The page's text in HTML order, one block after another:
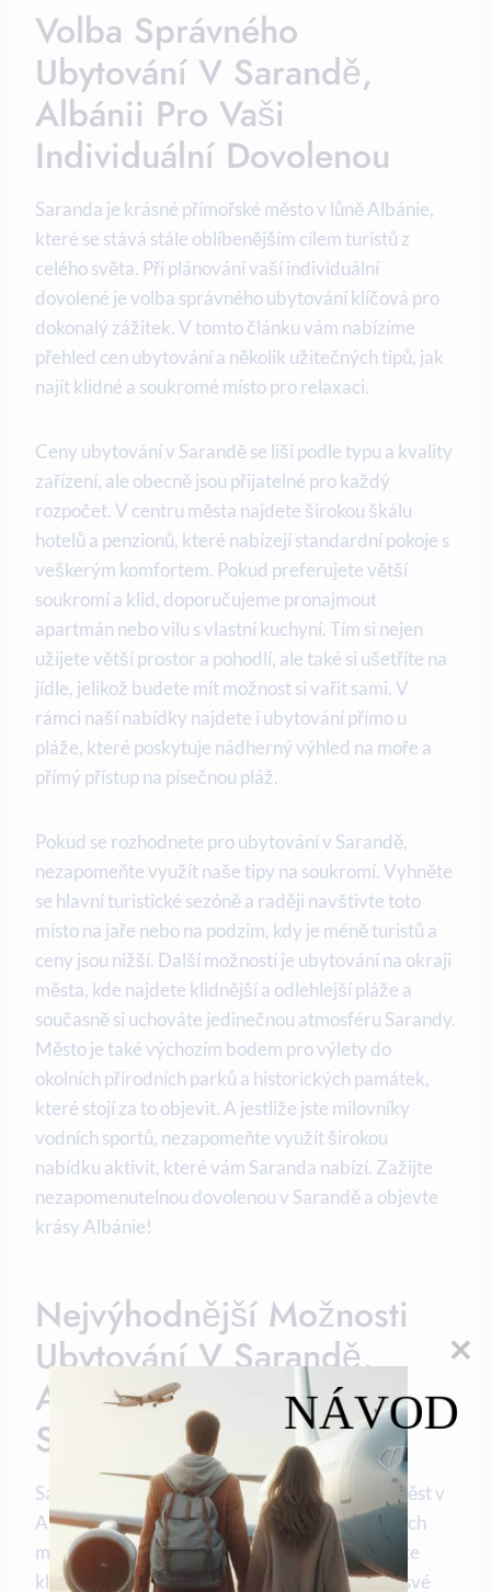
Volba Správného⁣
Ubytování V Sarandě,
Albánii Pro Vaši
Individuální Dovolenou
Saranda ⁣je krásné přímořské město v ⁣lůně ​Albánie,
které se stává stále​ oblíbenějším cílem turistů z
celého světa. Při plánování vaší individuální
dovolené je volba správného ubytování klíčová pro
dokonalý zážitek.‍ V tomto článku vám nabízíme
přehled cen ubytování ⁢a několik užitečných tipů, jak
najít klidné a soukromé místo pro relaxaci.
Ceny ubytování v Sarandě se ⁢liší podle typu a ⁢kvality
zařízení, ale obecně‌ jsou přijatelné⁤ pro každý
rozpočet. V centru​ města najdete širokou škálu
hotelů a penzionů, které nabízejí standardní pokoje⁣ s
veškerým komfortem. ‍Pokud ⁢preferujete​ větší
soukromí‍ a klid,⁢ doporučujeme pronajmout
apartmán nebo vilu s ⁤vlastní kuchyní. Tím si ​nejen
⁢užijete větší prostor⁢ a​ pohodlí, ale také si ušetříte na
jídle, ‌jelikož budete mít možnost si vařit sami. V
rámci naší nabídky najdete i ubytování přímo u
pláže, ‌které poskytuje nádherný výhled na⁢ moře a
přímý přístup na písečnou ⁢pláž.
Pokud se rozhodnete pro ubytování v Sarandě,
nezapomeňte využít ⁤naše tipy na soukromí. Vyhněte
se hlavní turistické sezóně a raději navštivte toto
místo na jaře nebo na podzim, ‌kdy​ je méně​ turistů a
ceny jsou nižší. Další možností je ubytování na⁢ okraji
města, ​kde najdete klidnější a odlehlejší pláže a
současně si uchováte jedinečnou atmosféru Sarandy.
Město je⁢ také výchozím bodem pro výlety do ​
okolních přírodních parků‍ a historických památek,‌
které stojí za to objevit. A ⁢jestliže jste milovníky
vodních ​sportů, nezapomeňte využít širokou
nabídku aktivit,​ které vám Saranda nabízí. Zažijte
nezapomenutelnou dovolenou v Sarandě ⁣a objevte
krásy Albánie!
Nejvýhodnější Možnosti
⁢ubytování V Sarandě,
Albánii Pro Příznivce
Soukromí
Saranda, jedno z nejkrásnějších přímořských měst v
Albánii, nabízí návštěvníkům mnoho ubytovacích
možností s důrazem na soukromí. Pokud hledáte
klidné a pohodlné⁤ místo pro odpočinek během ⁣své⁤
NÁVOD